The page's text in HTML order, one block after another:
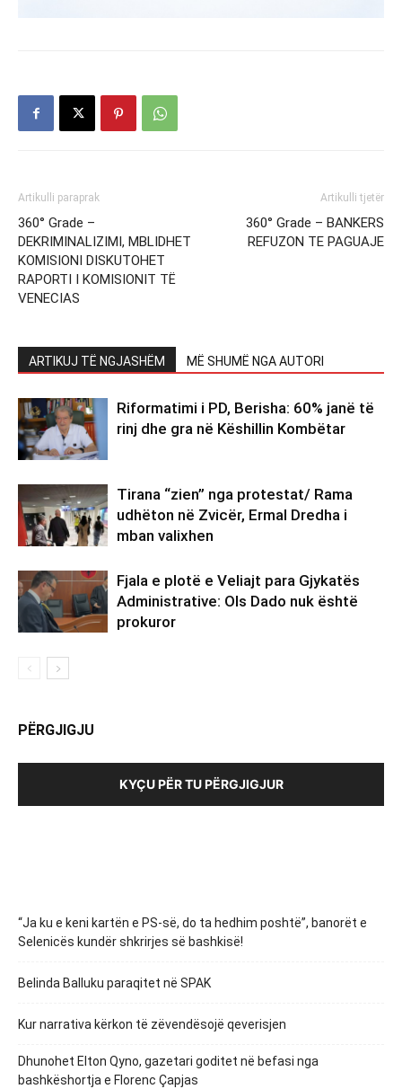
Artikulli paraprak
360° Grade –
DEKRIMINALIZIMI, MBLIDHET
KOMISIONI DISKUTOHET
RAPORTI I KOMISIONIT TË
VENECIAS
Artikulli tjetër
360° Grade – BANKERS
REFUZON TE PAGUAJE
ARTIKUJ TË NGJASHËM MË SHUMË NGA AUTORI
Riformatimi i PD, Berisha: 60% janë të
rinj dhe gra në Këshillin Kombëtar
Tirana “zien” nga protestat/ Rama
udhëton në Zvicër, Ermal Dredha i
mban valixhen
Fjala e plotë e Veliajt para Gjykatës
Administrative: Ols Dado nuk është
prokuror
PËRGJIGJU
KYÇU PËR TU PËRGJIGJUR
“Ja ku e keni kartën e PS-së, do ta hedhim poshtë”, banorët e
Selenicës kundër shkrirjes së bashkisë!
Belinda Balluku paraqitet në SPAK
Kur narrativa kërkon të zëvendësojë qeverisjen
Dhunohet Elton Qyno, gazetari goditet në befasi nga
bashkëshortja e Florenc Çapjas